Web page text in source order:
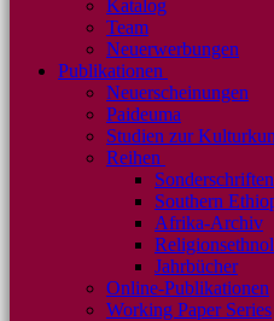
Katalog
Team
Neuerwerbungen
Publikationen
Neuerscheinungen
Paideuma
Studien zur
Reihen
Sonderschriften
Southern
Afrika-Archiv
Jahrbücher
Online-Publikationen
Working Paper Series